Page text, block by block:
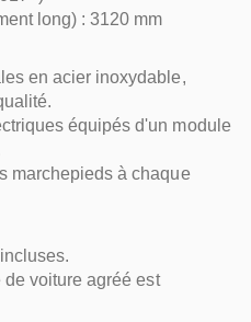
long) : 3120 mm
en acier inoxydable,
équipés d'un module
marchepieds à chaque
voiture agréé est